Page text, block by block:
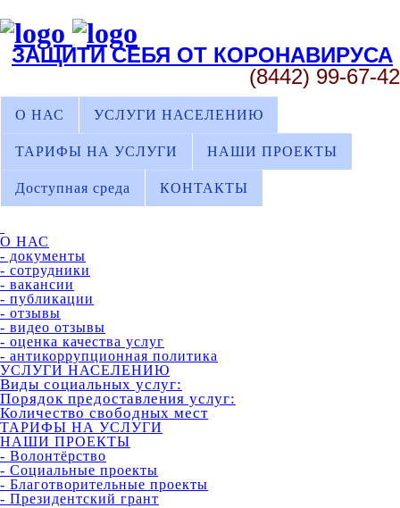
ЗАЩИТИ СЕБЯ ОТ КОРОНАВИРУСА
(8442) 99-67-42
О НАС УСЛУГИ НАСЕЛЕНИЮ
ТАРИФЫ НА УСЛУГИ НАШИ ПРОЕКТЫ
Доступная среда КОНТАКТЫ
О НАС
- документы
- сотрудники
- вакансии
- публикации
- отзывы
- видео отзывы
- оценка качества услуг
- антикоррупционная политика
УСЛУГИ НАСЕЛЕНИЮ
Виды социальных услуг:
Порядок предоставления услуг:
Количество свободных мест
ТАРИФЫ НА УСЛУГИ
НАШИ ПРОЕКТЫ
- Волонтёрство
- Социальные проекты
- Благотворительные проекты
- Президентский грант